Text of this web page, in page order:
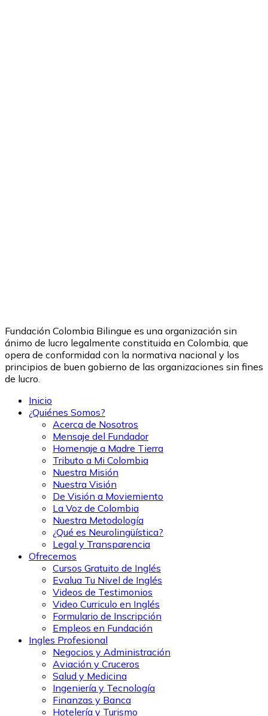
Fundación Colombia Bilingue es una organización sin
ánimo de lucro legalmente constituida en Colombia, que
opera de conformidad con la normativa nacional y los
principios de buen gobierno de las organizaciones sin fines
de lucro.
Inicio
¿Quiénes Somos?
Acerca de Nosotros
Mensaje del Fundador
Homenaje a Madre Tierra
Tributo a Mi Colombia
Nuestra Misión
Nuestra Visión
De Visión a Moviemiento
La Voz de Colombia
Nuestra Metodología
¿Qué es Neurolingüística?
Legal y Transparencia
Ofrecemos
Cursos Gratuito de Inglés
Evalua Tu Nivel de Inglés
Videos de Testimonios
Video Curriculo en Inglés
Formulario de Inscripción
Empleos en Fundación
Ingles Profesional
Negocios y Administración
Aviación y Cruceros
Salud y Medicina
Ingeniería y Tecnología
Finanzas y Banca
Hotelería y Turismo